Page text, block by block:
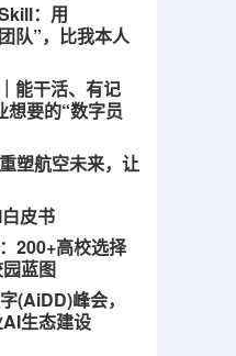
：用
队”，比我本人
能干活、有记
想要的“数字员
塑航空未来，让
皮书
200+高校选择
蓝图
(AiDD)峰会，
生态建设